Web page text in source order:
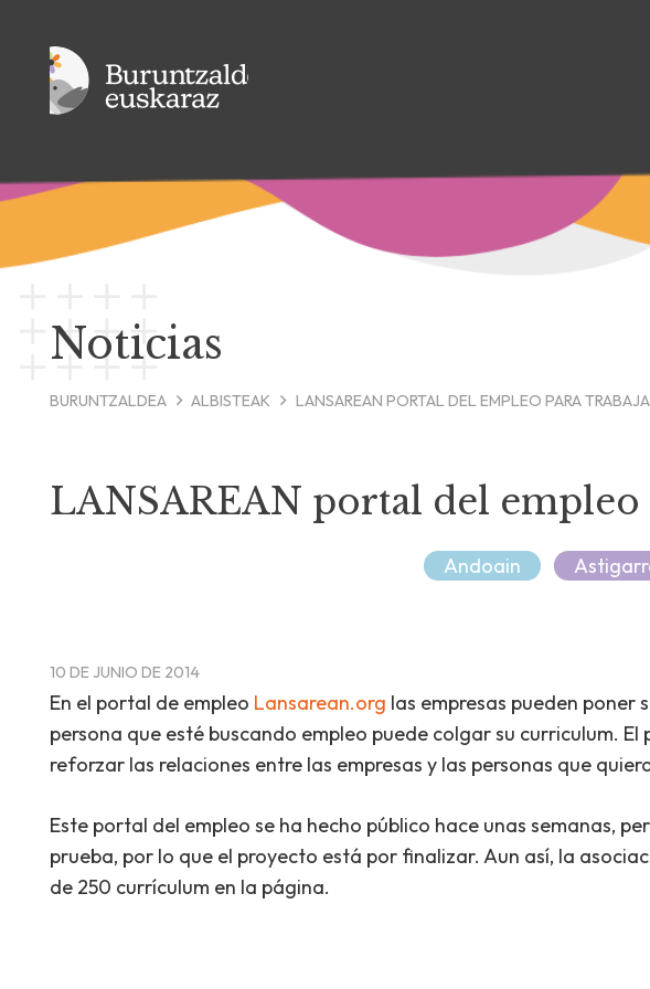
Noticias
BURUNTZALDEA ALBISTEAK LANSAREAN PORTAL DEL EMPLEO PARA
LANSAREAN portal del empleo
Andoain
10 DE JUNIO DE 2014
En el portal de empleo Lansarean.org las empresas pueden poner
persona que esté buscando empleo puede colgar su curriculum.
reforzar las relaciones entre las empresas y las personas que
Este portal del empleo se ha hecho público hace unas semanas,
prueba, por lo que el proyecto está por finalizar. Aun así, la
de 250 currículum en la página.